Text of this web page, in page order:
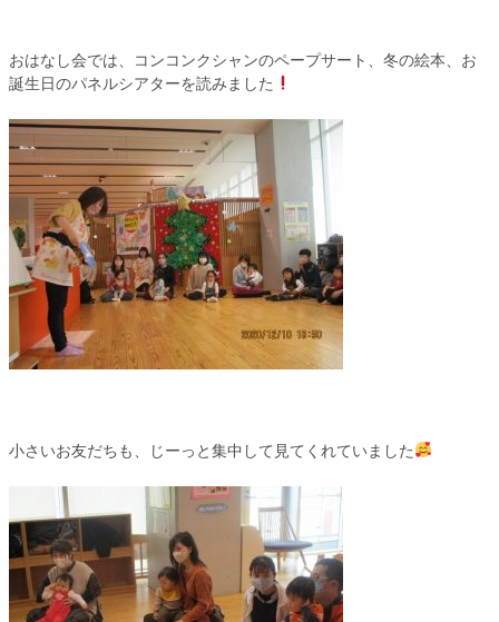
おはなし会では、コンコンクシャンのペープサート、冬の絵本、お
誕生日のパネルシアターを読みました
小さいお友だちも、じーっと集中して見てくれていました